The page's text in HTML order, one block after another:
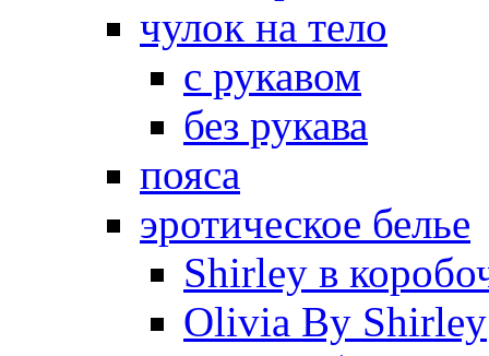
чулок на тело
с рукавом
без рукава
пояса
эротическое белье
Shirley в
Olivia By Shirley